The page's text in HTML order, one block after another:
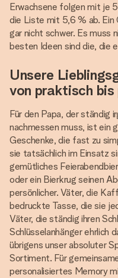
Erwachsene folgen mit je
die Liste mit 5,6 % ab. Ein
gar nicht schwer. Es muss
besten Ideen sind die, die
Unsere
von praktisch bis
Für den Papa, der ständig
nachmessen muss, ist ein
Geschenke, die fast zu
sie tatsächlich im Einsatz
gemütliches
oder ein Bierkrug seinen
persönlicher. Väter, die
bedruckte Tasse, die sie
Väter, die ständig ihren
Schlüsselanhänger ehrlich
übrigens unser absoluter
Sortiment. Für
personalisiertes Memory